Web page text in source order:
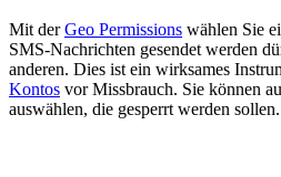
Mit derGeo Permissions wählen Sie
SMS-Nachrichten gesendet werden
anderen. Dies ist ein wirksames
Kontos vor Missbrauch. Sie können
auswählen, die gesperrt werden sollen.